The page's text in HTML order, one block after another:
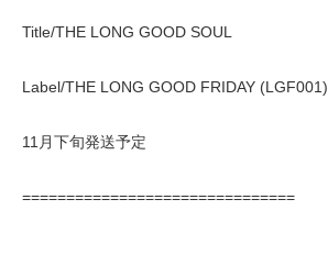
Title/THE LONG GOOD SOUL
Label/THE LONG GOOD FRIDAY (LGF001)
11月下旬発送予定
===============================